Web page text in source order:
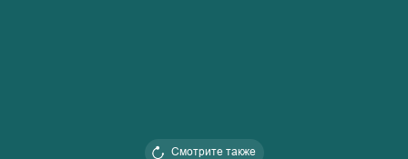
Смотрите также